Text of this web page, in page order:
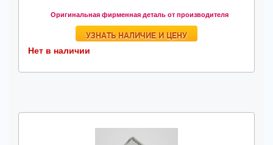
Оригинальная фирменная деталь от производителя
УЗНАТЬ НАЛИЧИЕ И ЦЕНУ
Нет в наличии